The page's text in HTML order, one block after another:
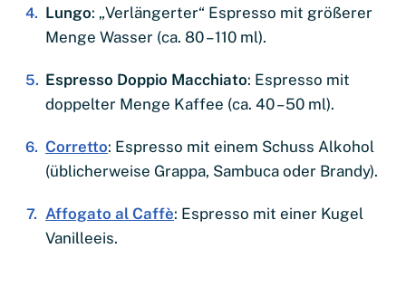
Lungo: „Verlängerter“ Espresso mit größerer
Menge Wasser (ca. 80 – 110 ml).
Espresso Doppio Macchiato: Espresso mit
doppelter Menge Kaffee (ca. 40 – 50 ml).
Corretto: Espresso mit einem Schuss Alkohol
(üblicherweise Grappa, Sambuca oder Brandy).
Affogato al Caffè: Espresso mit einer Kugel
Vanilleeis.